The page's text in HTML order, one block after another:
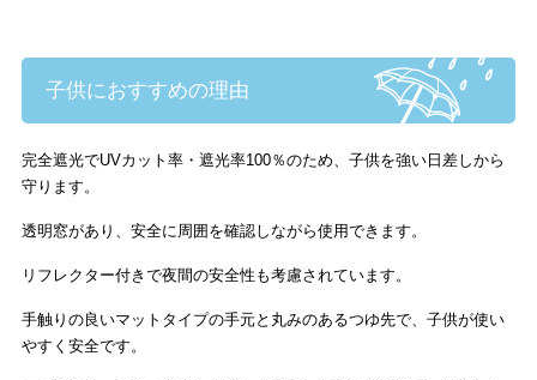
子供におすすめの理由
完全遮光でUVカット率・遮光率100％のため、子供を強い日差しから
守ります。
透明窓があり、安全に周囲を確認しながら使用できます。
リフレクター付きで夜間の安全性も考慮されています。
手触りの良いマットタイプの手元と丸みのあるつゆ先で、子供が使い
やすく安全です。